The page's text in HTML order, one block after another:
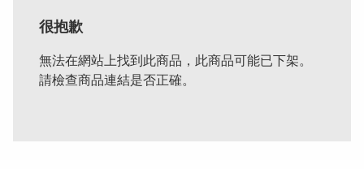
很抱歉
無法在網站上找到此商品，此商品可能已下架。
請檢查商品連結是否正確。